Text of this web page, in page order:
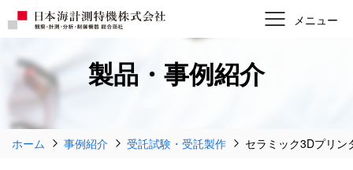
製品・事例紹介
ホーム 事例紹介 受託試験・受託製作 セラミック3Dプリン